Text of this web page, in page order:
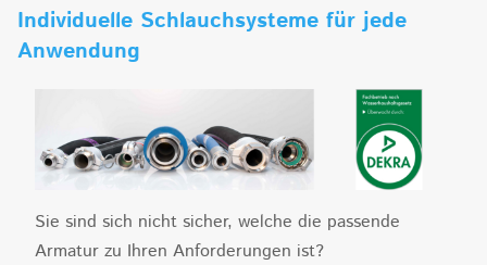
Individuelle Schlauchsysteme für jede
Anwendung
Sie sind sich nicht sicher, welche die passende
Armatur zu Ihren Anforderungen ist?